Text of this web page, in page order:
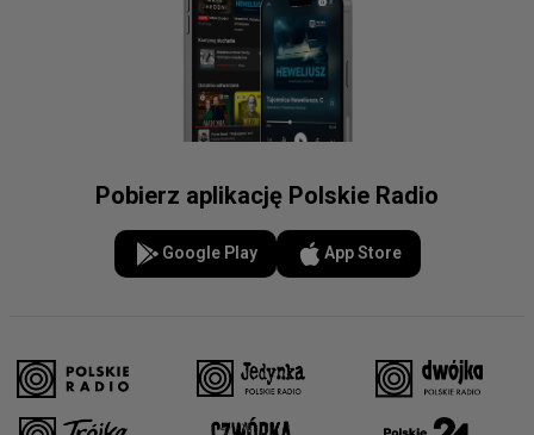
Pobierz aplikację Polskie Radio
Google Play App Store